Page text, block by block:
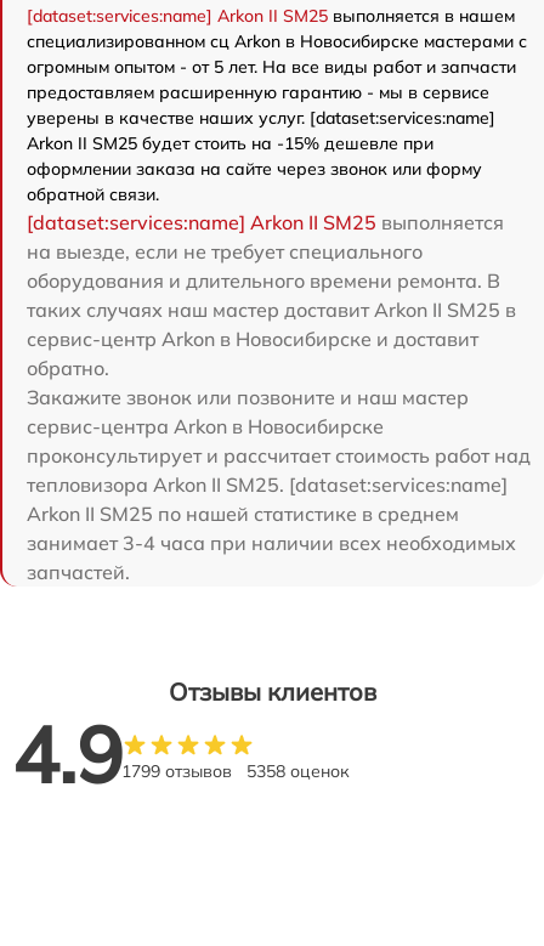
[dataset:services:name] Arkon II SM25 выполняется в нашем
специализированном сц Arkon в Новосибирске мастерами с
огромным опытом - от 5 лет. На все виды работ и запчасти
предоставляем расширенную гарантию - мы в сервисе
уверены в качестве наших услуг. [dataset:services:name]
Arkon II SM25 будет стоить на -15% дешевле при
оформлении заказа на сайте через звонок или форму
обратной связи.
[dataset:services:name] Arkon II SM25 выполняется
на выезде, если не требует специального
оборудования и длительного времени ремонта. В
таких случаях наш мастер доставит Arkon II SM25 в
сервис-центр Arkon в Новосибирске и доставит
обратно.
Закажите звонок или позвоните и наш мастер
сервис-центра Arkon в Новосибирске
проконсультирует и рассчитает стоимость работ над
тепловизора Arkon II SM25. [dataset:services:name]
Arkon II SM25 по нашей статистике в среднем
занимает 3-4 часа при наличии всех необходимых
запчастей.
Отзывы клиентов
4.91799 отзывов 5358 оценок